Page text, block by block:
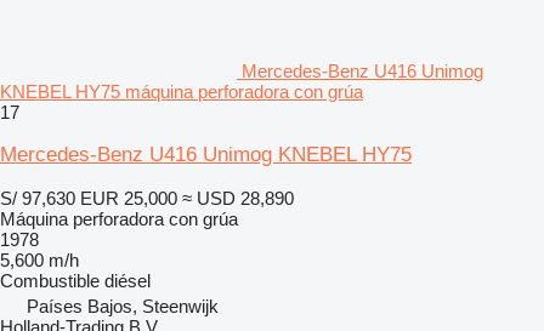
Mercedes-Benz U416 Unimog
KNEBEL HY75 máquina perforadora con grúa
17
Mercedes-Benz U416 Unimog KNEBEL HY75
S/ 97,630 EUR 25,000 ≈ USD 28,890
Máquina perforadora con grúa
1978
5,600 m/h
Combustible diésel
Países Bajos, Steenwijk
Holland-Trading B.V